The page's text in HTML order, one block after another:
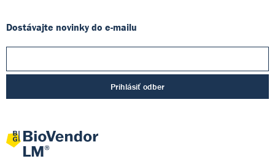
Dostávajte novinky do e-mailu
Prihlásiť odber